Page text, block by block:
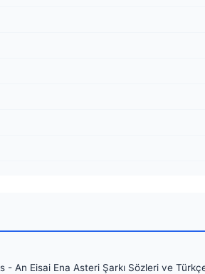
- An Eisai Ena Asteri Şarkı Sözleri ve